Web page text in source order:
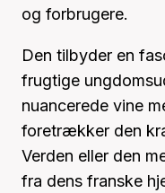
og forbrugere.
Den tilbyder en
frugtige
nuancerede vine
foretrækker den
Verden eller den
fra dens franske